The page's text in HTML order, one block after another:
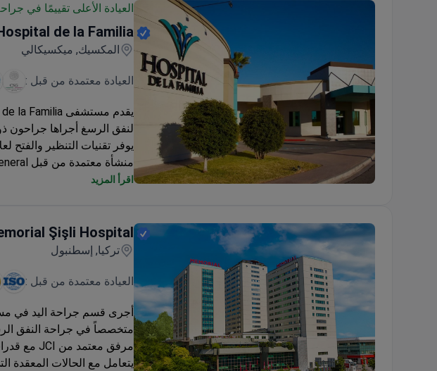
العيادة الأعلى تقييمًا في
de la Familia
المكسيك, ميكسيكالي
العيادة معتمدة من قبل :
لنفق الرسغ أجراها جراحون
يوفر تقنيات التنظير والفتح
منشأة معتمدة من قبل Consejo de Salubridad General لضمان معايير الجودة
يقع في موقع مناسب بالقرب
اقرأ المزيد
Şişli Hospital
تركيا, إسطنبول
العيادة معتمدة من قبل :
متخصصاً في جراحة النفق
مرفق معتمد من JCI مع قدرات جراحة مجهرية متخصصة
يتعامل مع الحالات المعقدة